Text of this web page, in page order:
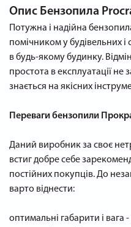
Опис Бензопила
Потужна і надійна
помічником у будівельних і
в будь-якому будинку.
простота в експлуатації
знається на якісних
Переваги бензопили
Даний виробник за своє
встиг добре себе
постійних покупців. До
варто віднести:
оптимальні габарити і